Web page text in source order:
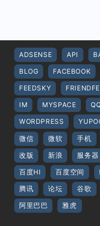
ADSENSE API
BLOG FACEBOOK
FEEDSKY
IM MYSPACE
WORDPRESS
微信 微软 手机
改版 新浪 服务器
百度HI 百度空间
腾讯 论坛 谷歌
阿里巴巴 雅虎